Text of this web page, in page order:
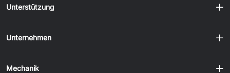
Unterstützung
Unternehmen
Mechanik